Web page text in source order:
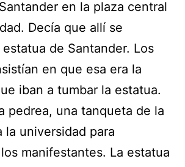
en la plaza central
Decía que allí se
de Santander. Los
en que esa era la
iban a tumbar la estatua.
pedrea, una tanqueta de la
la universidad para
manifestantes. La estatua